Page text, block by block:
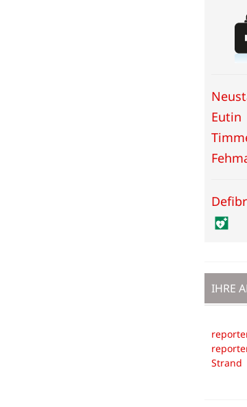
Eutin
IHRE
Strand